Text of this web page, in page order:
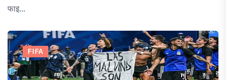
फाइ...
FIFA